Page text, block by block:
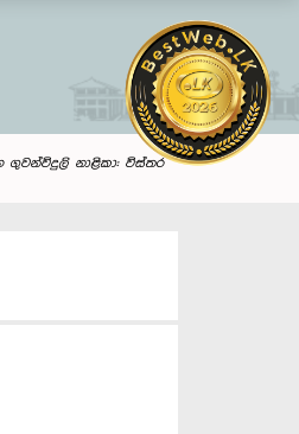
ගුවන්විදුලි නාළිකා: විස්තර